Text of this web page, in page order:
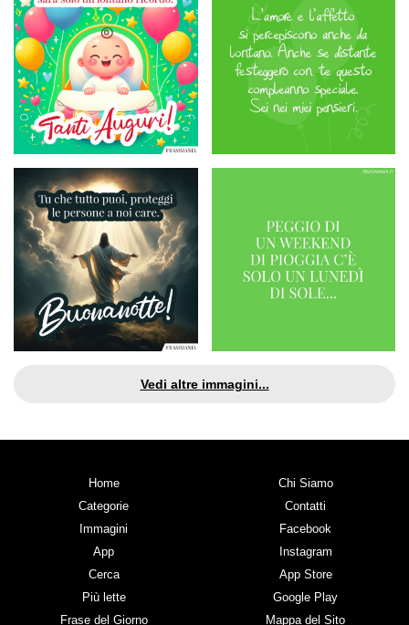
Vedi altre immagini...
Home
Categorie
Immagini
App
Cerca
Più lette
Frase del Giorno
Chi Siamo
Contatti
Facebook
Instagram
App Store
Google Play
Mappa del Sito